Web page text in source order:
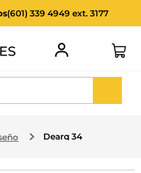
(601) 339 4949 ext. 3177
Dearq 34